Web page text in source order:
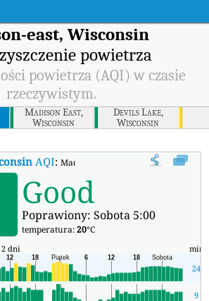
east, Wisconsin
powietrza
powietrza (AQI) w czasie
rzeczywistym.
Madison East,
Wisconsin
Devils Lake,
Wisconsin
AQI:Madison-east, Wisconsin Wskaźnik
Good
Poprawiony: Sobota 5:00
temperatura:20°C
2 dni min
24
9